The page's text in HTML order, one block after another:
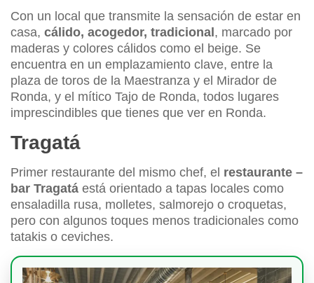
Con un local que transmite la sensación de estar en
casa, cálido, acogedor, tradicional , marcado por
maderas y colores cálidos como el beige. Se
encuentra en un emplazamiento clave, entre la
plaza de toros de la Maestranza y el Mirador de
Ronda, y el mítico Tajo de Ronda, todos lugares
imprescindibles que tienes que ver en Ronda.
Tragatá
Primer restaurante del mismo chef, el restaurante –
bar Tragatá está orientado a tapas locales como
ensaladilla rusa, molletes, salmorejo o croquetas,
pero con algunos toques menos tradicionales como
tatakis o ceviches.